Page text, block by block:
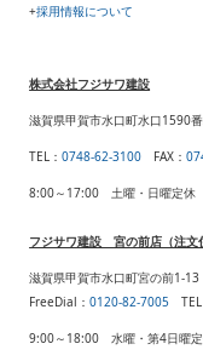
+採用情報について
株式会社フジサワ建設
滋賀県甲賀市水口町水口1590
TEL ：0748-62-3100 FAX ：
8:00～17:00 土曜・日曜定休
フジサワ建設 宮の前店（注文
滋賀県甲賀市水口町宮の前1-13
FreeDial：0120-82-7005 TEL
9:00～18:00 水曜・第4日曜